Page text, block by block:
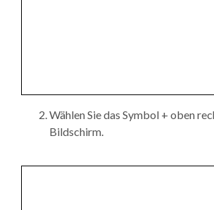
Wählen Sie das Symbol + oben
Bildschirm.